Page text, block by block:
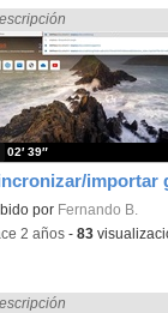
«EducaMadrid»
educativo.
por Fernando B.
02′ 39″
2 años- 83
«EducaMadrid»